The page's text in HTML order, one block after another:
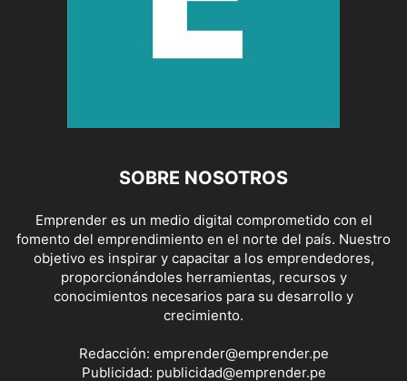
SOBRE NOSOTROS
Emprender es un medio digital comprometido con el
fomento del emprendimiento en el norte del país. Nuestro
objetivo es inspirar y capacitar a los emprendedores,
proporcionándoles herramientas, recursos y
conocimientos necesarios para su desarrollo y
crecimiento.
Redacción: emprender@emprender.pe
Publicidad: publicidad@emprender.pe